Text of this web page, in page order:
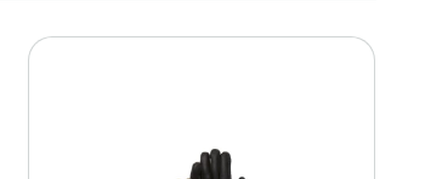
populariteit